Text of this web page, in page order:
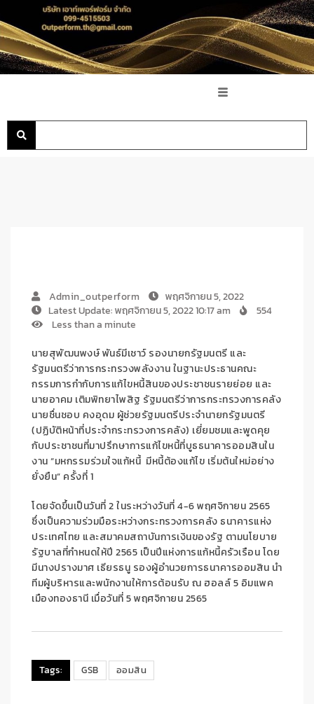
Admin_outperform
พฤศจิกายน 5, 2022
Latest Update: พฤศจิกายน 5, 2022 10:17 am
554
Less than a minute
นายสุพัฒนพงษ์ พันธ์มีเชาว์ รองนายกรัฐมนตรี และ
รัฐมนตรีว่าการกระทรวงพลังงาน ในฐานะประธานคณะ
กรรมการกำกับการแก้ไขหนี้สินของประชาชนรายย่อย และ
นายอาคม เติมพิทยาไพสิฐ รัฐมนตรีว่าการกระทรวงการคลัง
นายชื่นชอบ คงอุดม ผู้ช่วยรัฐมนตรีประจำนายกรัฐมนตรี
(ปฏิบัติหน้าที่ประจำกระทรวงการคลัง) เยี่ยมชมและพูดคุย
กับประชาชนที่มาปรึกษาการแก้ไขหนี้ที่บูธธนาคารออมสินใน
งาน “มหกรรมร่วมใจแก้หนี้ มีหนี้ต้องแก้ไข เริ่มต้นใหม่อย่าง
ยั่งยืน” ครั้งที่ 1
โดยจัดขึ้นเป็นวันที่ 2 ในระหว่างวันที่ 4-6 พฤศจิกายน 2565
ซึ่งเป็นความร่วมมือระหว่างกระทรวงการคลัง ธนาคารแห่ง
ประเทศไทย และสมาคมสถาบันการเงินของรัฐ ตามนโยบาย
รัฐบาลที่กำหนดให้ปี 2565 เป็นปีแห่งการแก้หนี้ครัวเรือน โดย
มีนางปรางมาศ เธียรธนู รองผู้อำนวยการธนาคารออมสิน นำ
ทีมผู้บริหารและพนักงานให้การต้อนรับ ณ ฮอลล์ 5 อิมแพค
เมืองทองธานี เมื่อวันที่ 5 พฤศจิกายน 2565
Tags: GSB ออมสิน